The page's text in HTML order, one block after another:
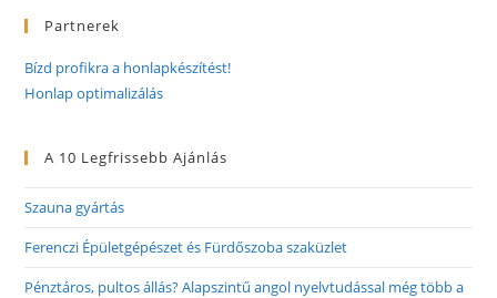
Partnerek
Bízd profikra a honlapkészítést!
Honlap optimalizálás
A 10 Legfrissebb Ajánlás
Szauna gyártás
Ferenczi Épületgépészet és Fürdőszoba szaküzlet
Pénztáros, pultos állás? Alapszintű angol nyelvtudással még több a